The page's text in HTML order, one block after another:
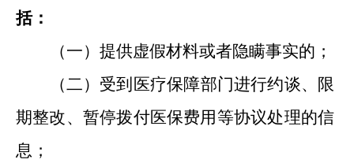
括：
（一）提供虚假材料或者隐瞒事实的；
（二）受到 医疗保障部门进行约谈、限
期整改、暂停拨付医保费用等协议处理的信
息 ；